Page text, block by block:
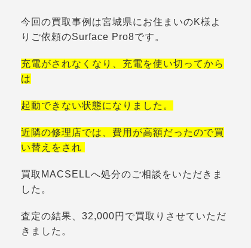
今回の買取事例は宮城県にお住まいのK様よ
りご依頼のSurface Pro8です。
充電がされなくなり、充電を使い切ってから
は
起動できない状態になりました。
近隣の修理店では、費用が高額だったので買
い替えをされ
買取MACSELLへ処分のご相談をいただきま
した。
査定の結果、32,000円で買取りさせていただ
きました。